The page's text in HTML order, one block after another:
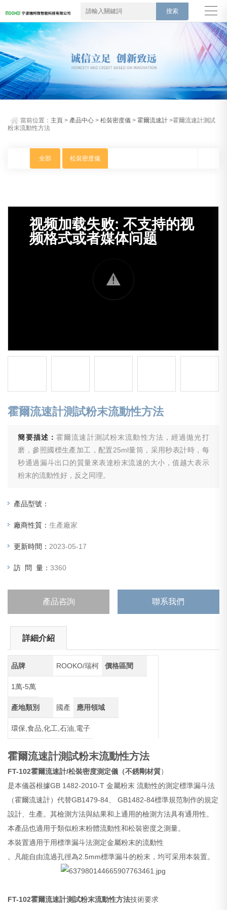
當前位置： 主頁 > 產品中心 >松裝密度儀 >霍爾流速計 >霍爾流速計測試
粉末流動性方法
全部 松裝密度儀
霍爾流速計測試粉末流動性方法
簡要描述：霍爾流速計測試粉末流動性方法，經過拋光打
磨，參照國標生產加工，配置25ml量筒，采用秒表計時，每
秒通過漏斗出口的質量來表達粉末流速的大小，值越大表示
粉末的流動性好，反之同理。
產品型號：
廠商性質：生產廠家
更新時間： 2023-05-17
訪 問 量：3360
產品咨詢 聯系我們
詳細介紹
品牌 ROOKO/瑞柯 價格區間
1萬-5萬
產地類別 國產 應用領域
環保,食品,化工,石油,電子
霍爾流速計測試粉末流動性方法
FT-102霍爾流速計/松裝密度測定儀（不銹剛材質）
是本儀器根據GB 1482-2010-T 金屬粉末 流動性的測定標準漏斗法
（霍爾流速計）代替GB1479-84、 GB1482-84標準規范制作的規定
設計、生產。其檢測方法與結果和上通用的檢測方法具有通用性。
本產品也適用于類似粉末粉體流動性和松裝密度之測量。
本裝置適用于用標準漏斗法測定金屬粉末的流動性
。凡能自由流過孔徑為2.5mm標準漏斗的粉末，均可采用本裝置。
FT-102霍爾流速計測試粉末流動性方法技術要求